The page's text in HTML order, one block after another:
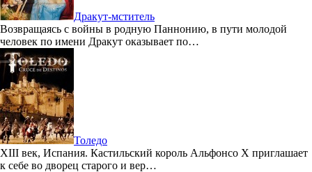
Дракут-мститель
Возвращаясь с войны в родную Паннонию, в пути молодой
человек по имени Дракут оказывает по…
Толедо
XIII век, Испания. Кастильский король Альфонсо X приглашает
к себе во дворец старого и вер…